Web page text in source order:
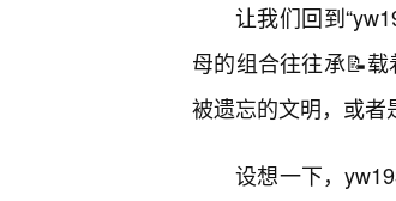
让我们回到
母的组合往往承📝
被遗忘的文明，或者
设想一下，